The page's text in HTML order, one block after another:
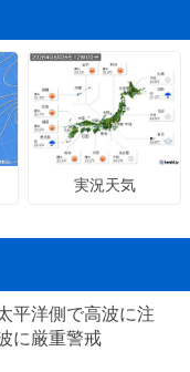
実況天気
平洋側で高波に注
に厳重警戒